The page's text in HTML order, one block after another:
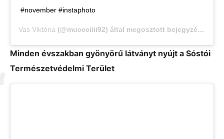
#november #instaphoto
Vas Viktória (@muccciiii92) által megosztott bejegyzés,
Minden évszakban gyönyörű látványt nyújt a Sóstói
Természetvédelmi Terület